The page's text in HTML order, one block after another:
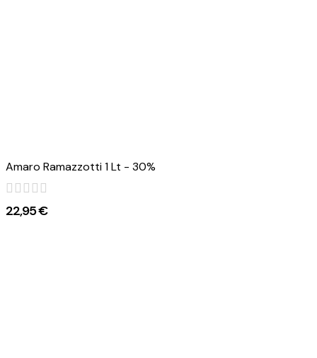
Amaro Ramazzotti 1 Lt - 30%
22,95 €